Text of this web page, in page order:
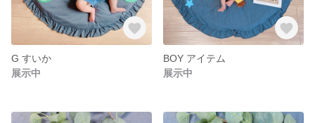
G すいか
展示中
BOY アイテム
展示中